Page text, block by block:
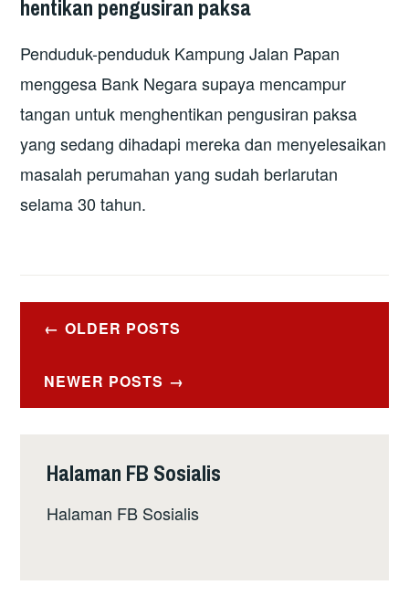
hentikan pengusiran paksa
Penduduk-penduduk Kampung Jalan Papan
menggesa Bank Negara supaya mencampur
tangan untuk menghentikan pengusiran paksa
yang sedang dihadapi mereka dan menyelesaikan
masalah perumahan yang sudah berlarutan
selama 30 tahun.
PostsOLDER POSTS
NEWER POSTS
Halaman FB Sosialis
Halaman FB Sosialis